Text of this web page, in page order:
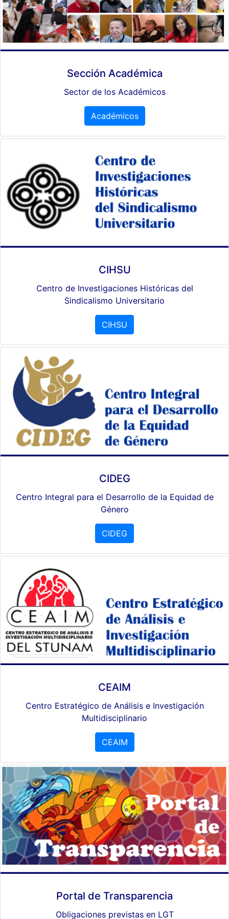
Sección Académica
Sector de los Académicos
Académicos
CIHSU
Centro de Investigaciones Históricas del
Sindicalismo Universitario
CIHSU
CIDEG
Centro Integral para el Desarrollo de la Equidad de
Género
CIDEG
CEAIM
Centro Estratégico de Análisis e Investigación
Multidisciplinario
CEAIM
Portal de Transparencia
Obligaciones previstas en LGT